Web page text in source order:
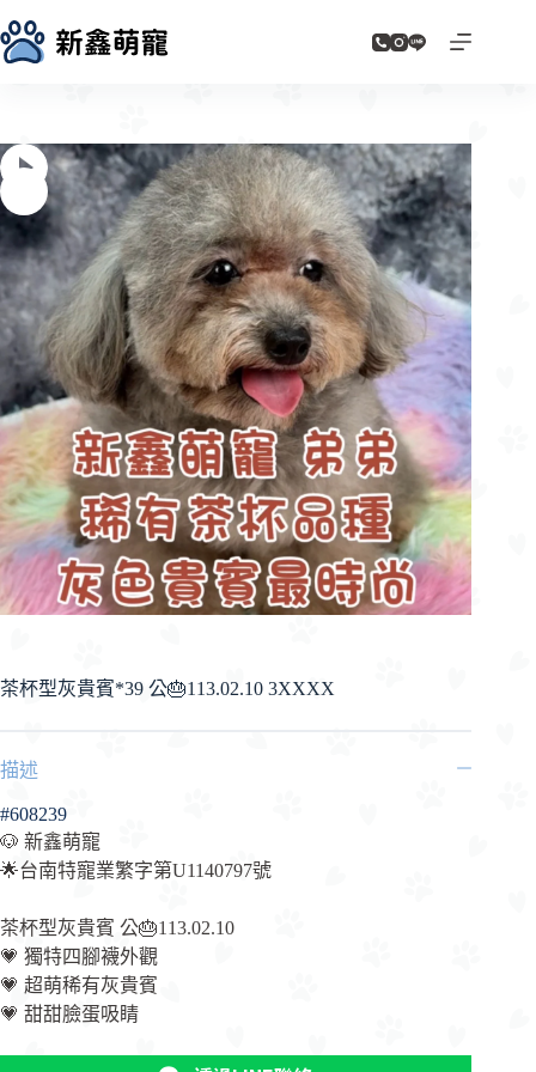
至
容
茶杯型灰貴賓*39 公🎂113.02.10 3XXXX
描述
#608239
🐶 新鑫萌寵
🌟台南特寵業繁字第U1140797號
茶杯型灰貴賓 公🎂113.02.10
💗 獨特四腳襪外觀
💗 超萌稀有灰貴賓
💗 甜甜臉蛋吸睛